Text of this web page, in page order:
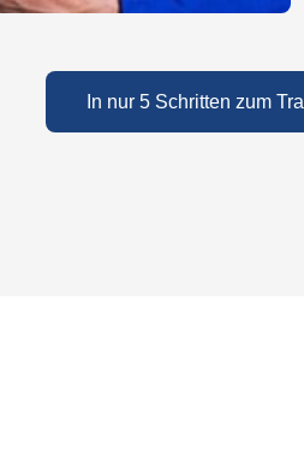
In nur 5 Schritten zum